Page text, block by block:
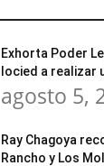
Exhorta Poder
Iocied a realizar
agosto 5,
Ray Chagoya
Rancho y Los